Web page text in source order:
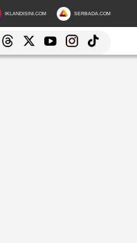
IKLANDISINI.COM SERBADA.COM